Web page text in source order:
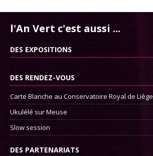
l'An Vert c'est aussi ...
DES EXPOSITIONS
DES RENDEZ-VOUS
Carte Blanche au Conservatoire Royal de Liège
Ukulélé sur Meuse
Slow session
DES PARTENARIATS